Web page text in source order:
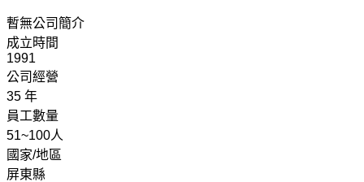
暫無公司簡介
成立時間
1991
公司經營
35 年
員工數量
51~100人
國家/地區
屏東縣